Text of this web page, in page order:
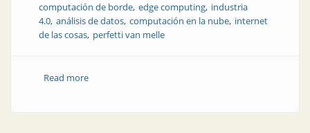
computación de borde edge computing industria
4.0 análisis de datos computación en la nube internet
de las cosas perfetti van melle
Read moreabout Herramientas para el análisis de datos de